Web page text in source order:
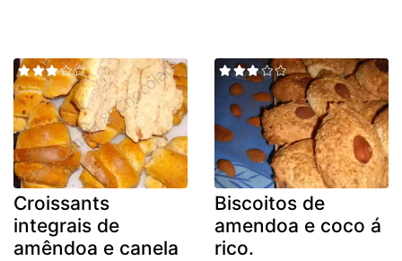
Croissants
integrais de
amêndoa e canela
Biscoitos de
amendoa e coco á
rico.